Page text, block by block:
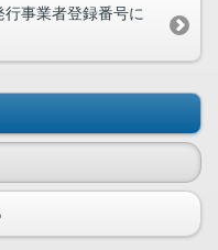
事業者登録番号に